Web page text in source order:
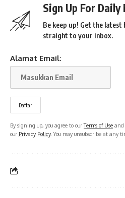
Sign Up For
Be keep up! Get the
straight to your inbox.
Alamat Email:
By signing up, you agree to ourTerms of Use and
our Privacy Policy. You may unsubscribe at any